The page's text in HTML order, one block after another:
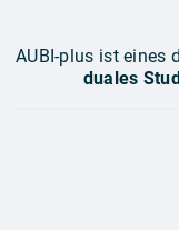
AUBI-plus ist eines
duales